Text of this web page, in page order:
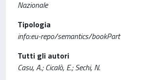
Nazionale
Tipologia
info:eu-repo/semantics/bookPart
Tutti gli autori
Casu, A.; Cicalò, E.; Sechi, N.